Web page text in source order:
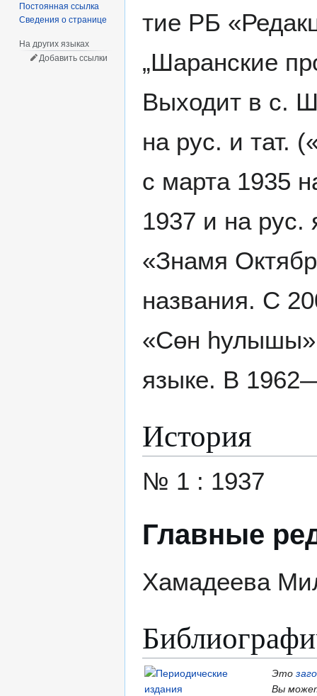
тие РБ
„Шаранские
Выходит в с.
на рус. и тат.
с марта 1935
1937 и на рус.
«Знамя
названия. С
«Сөн һулышы»
языке. В
История
№ 1 : 1937
Главные
Хамадеева
Это
Вы
Постоянная ссылка
Сведения о странице
На других языках
Добавить ссылки